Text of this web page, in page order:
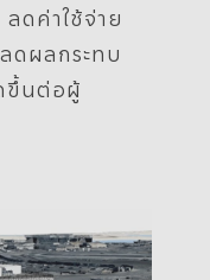
ดค่าใช้จ่าย
ดผลกระทบ
ขึ้นต่อผู้